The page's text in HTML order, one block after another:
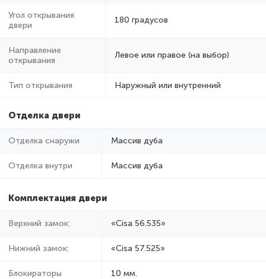
Угол открывания
двери
180 градусов
Направление
открывания
Левое или правое (на выбор)
Тип открывания Наружный или внутренний
Отделка двери
Отделка снаружи Массив дуба
Отделка внутри Массив дуба
Комплектация двери
Верхний замок: «Cisa 56.535»
Нижний замок: «Cisa 57.525»
Блокираторы 10 мм.